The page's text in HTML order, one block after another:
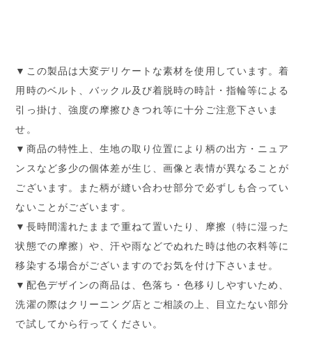
▼この製品は大変デリケートな素材を使用しています。着
用時のベルト、バックル及び着脱時の時計・指輪等による
引っ掛け、強度の摩擦ひきつれ等に十分ご注意下さいま
せ。
▼商品の特性上、生地の取り位置により柄の出方・ニュア
ンスなど多少の個体差が生じ、画像と表情が異なることが
ございます。また柄が縫い合わせ部分で必ずしも合ってい
ないことがございます。
▼長時間濡れたままで重ねて置いたり、摩擦（特に湿った
状態での摩擦）や、汗や雨などでぬれた時は他の衣料等に
移染する場合がございますのでお気を付け下さいませ。
▼配色デザインの商品は、色落ち・色移りしやすいため、
洗濯の際はクリーニング店とご相談の上、目立たない部分
で試してから行ってください。